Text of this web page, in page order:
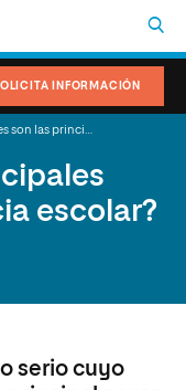
INFORMACIÓN
escolar?
serio cuyo